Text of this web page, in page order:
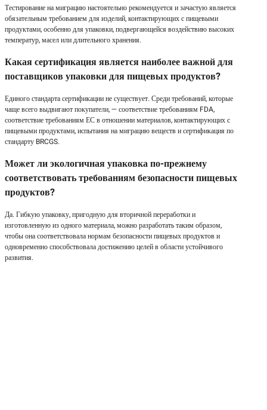
Тестирование на миграцию настоятельно рекомендуется и зачастую является
обязательным требованием для изделий, контактирующих с пищевыми
продуктами, особенно для упаковки, подвергающейся воздействию высоких
температур, масел или длительного хранения.
Какая сертификация является наиболее важной для
поставщиков упаковки для пищевых продуктов?
Единого стандарта сертификации не существует. Среди требований, которые
чаще всего выдвигают покупатели, — соответствие требованиям FDA,
соответствие требованиям ЕС в отношении материалов, контактирующих с
пищевыми продуктами, испытания на миграцию веществ и сертификация по
стандарту BRCGS.
Может ли экологичная упаковка по-прежнему
соответствовать требованиям безопасности пищевых
продуктов?
Да. Гибкую упаковку, пригодную для вторичной переработки и
изготовленную из одного материала, можно разработать таким образом,
чтобы она соответствовала нормам безопасности пищевых продуктов и
одновременно способствовала достижению целей в области устойчивого
развития.